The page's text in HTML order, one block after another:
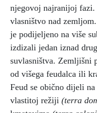
njegovoj najranijoj
vlasništvo nad
je podijeljeno na više
izdizali jedan iznad
suvlasništva. Zemljišni
od višega feudalca ili
Feud se obično dijeli
vlastitoj režiji (terra